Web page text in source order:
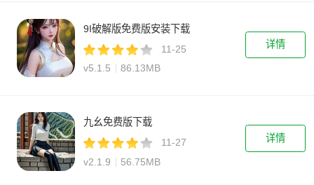
9I破解版免费版安装下载
11-25
v5.1.5
86.13MB
详情
九幺免费版下载
11-27
v2.1.9
56.75MB
详情